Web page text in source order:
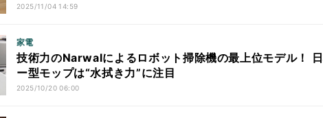
2025/11/04 14:59
家電
技術力のNarwalによるロボット掃除機の最上位モデル！
ー型モップは“水拭き力”に注目
2025/10/20 06:00